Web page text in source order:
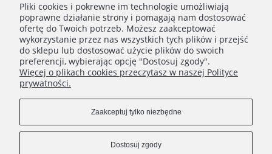
Copyrights © 2021 - Dress UP
Pliki cookies i pokrewne im technologie umożliwiają
poprawne działanie strony i pomagają nam dostosować
ofertę do Twoich potrzeb. Możesz zaakceptować
wykorzystanie przez nas wszystkich tych plików i przejść
do sklepu lub dostosować użycie plików do swoich
preferencji, wybierając opcję "Dostosuj zgody".
Więcej o plikach cookies przeczytasz w naszej Polityce
prywatności.
Zaakceptuj tylko niezbędne
Dostosuj zgody